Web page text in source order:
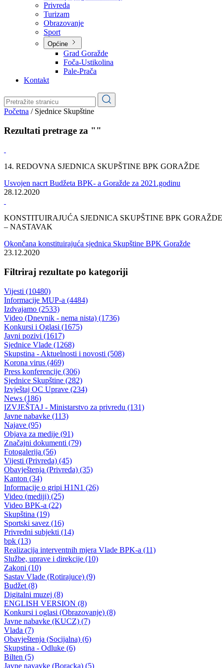
O kantonu
Simboli kantona (Grb, zastava)
Historija (digitalni muzej)
Privreda
Turizam
Obrazovanje
Općine
Pale-Prača
Kontakt
Sjednice Skupštine